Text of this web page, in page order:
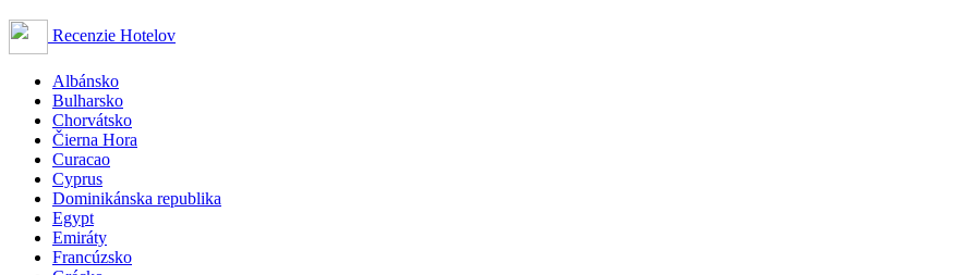
Recenzie Hotelov
Albánsko
Bulharsko
Chorvátsko
Čierna Hora
Curacao
Cyprus
Dominikánska republika
Egypt
Emiráty
Francúzsko